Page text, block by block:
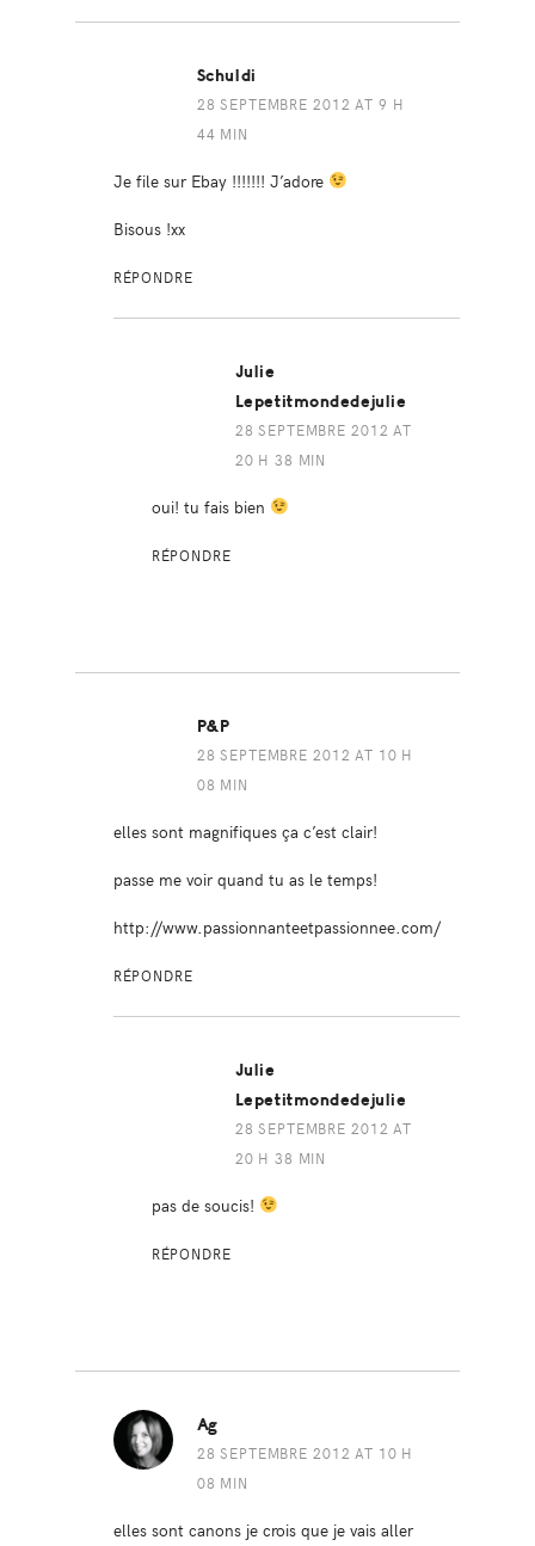
Schuldi
28 SEPTEMBRE 2012 AT 9 H
44 MIN
Je file sur Ebay !!!!!!! J’adore
Bisous !xx
RÉPONDRE
Julie
Lepetitmondedejulie
28 SEPTEMBRE 2012 AT
20 H 38 MIN
oui! tu fais bien
RÉPONDRE
P&P
28 SEPTEMBRE 2012 AT 10 H
08 MIN
elles sont magnifiques ça c’est clair!
passe me voir quand tu as le temps!
http://www.passionnanteetpassionnee.com/
RÉPONDRE
Julie
Lepetitmondedejulie
28 SEPTEMBRE 2012 AT
20 H 38 MIN
pas de soucis!
RÉPONDRE
Ag
28 SEPTEMBRE 2012 AT 10 H
08 MIN
elles sont canons je crois que je vais aller